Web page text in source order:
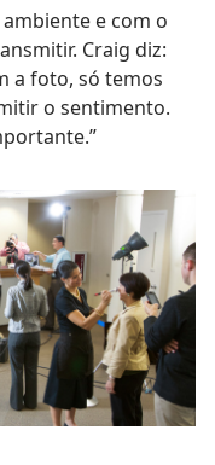
e com o
Craig diz:
a foto, só temos
o sentimento.